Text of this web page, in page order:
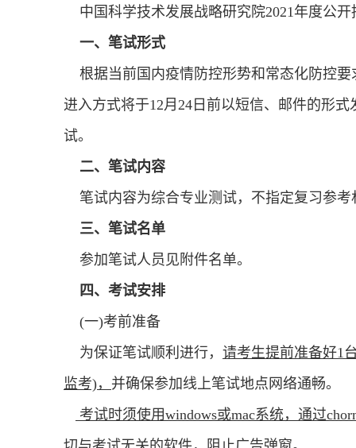
中国科学技术发展战略研究院2021年度公开
一、笔试形式
根据当前国内疫情防控形势和常态化防控要
进入方式将于12月24日前以短信、邮件的形
试。
二、笔试内容
笔试内容为综合专业测试，不指定复习参考
三、笔试名单
参加笔试人员见附件名单。
四、考试安排
(一)考前准备
为保证笔试顺利进行， 请考生提前准备好1
监考)， 并确保参加线上笔试地点网络通畅。
考试时须使用windows或mac系统，通过